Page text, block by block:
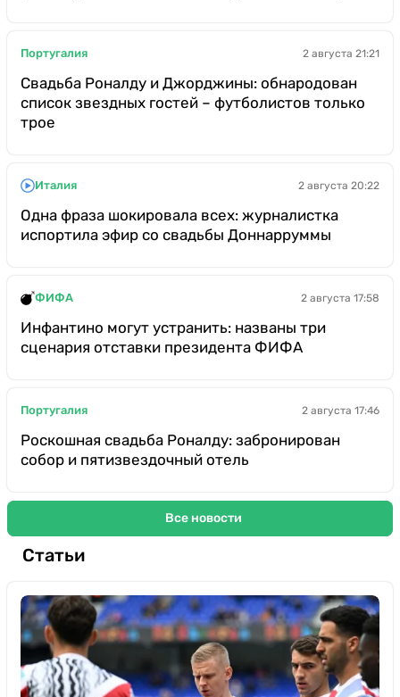
Португалия 2 августа 21:21
Свадьба Роналду и Джорджины: обнародован
список звездных гостей – футболистов только
трое
Италия 2 августа 20:22
Одна фраза шокировала всех: журналистка
испортила эфир со свадьбы Доннарруммы
ФИФА 2 августа 17:58
Инфантино могут устранить: названы три
сценария отставки президента ФИФА
Португалия 2 августа 17:46
Роскошная свадьба Роналду: забронирован
собор и пятизвездочный отель
Все новости
Статьи